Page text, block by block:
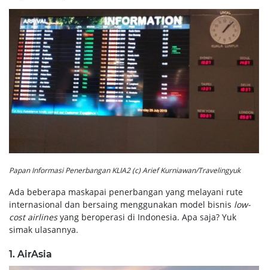
Papan Informasi Penerbangan KLIA2 (c) Arief Kurniawan/Travelingyuk
Ada beberapa maskapai penerbangan yang melayani rute
internasional dan bersaing menggunakan model bisnis low-
cost airlinesyang beroperasi di Indonesia. Apa saja? Yuk
simak ulasannya.
1. AirAsia